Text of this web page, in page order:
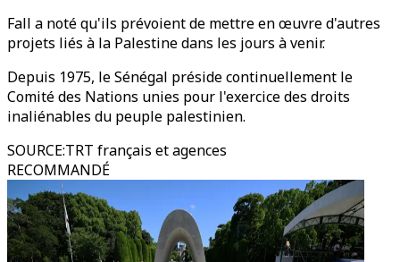
Fall a noté qu'ils prévoient de mettre en œuvre d'autres
projets liés à la Palestine dans les jours à venir.
Depuis 1975, le Sénégal préside continuellement le
Comité des Nations unies pour l'exercice des droits
inaliénables du peuple palestinien.
SOURCE:TRT français et agences
RECOMMANDÉ